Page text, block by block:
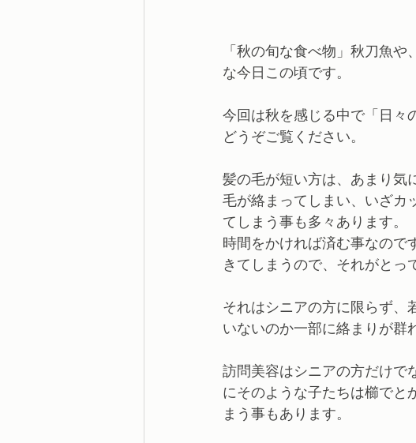
「秋の旬な食べ物」秋刀魚
な今日この頃です。
今回は秋を感じる中で「日々
どうぞご覧ください。
髪の毛が短い方は、あまり気
毛が絡まってしまい、いざカ
てしまう事も多々あります。
時間をかければ済む事なので
きてしまうので、それがとっ
それはシニアの方に限らず、
いないのか一部に絡まりが群
訪問美容はシニアの方だけで
にそのような子たちは櫛でと
まう事もあります。